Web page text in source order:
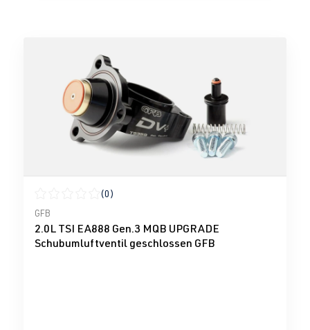
Durchschnittliche Bewertung von 0 von 5 Sternen
(0)
GFB
2.0L TSI EA888 Gen.3 MQB UPGRADE
Schubumluftventil geschlossen GFB